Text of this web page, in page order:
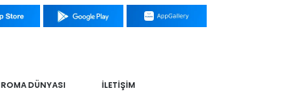
ROMA DÜNYASI İLETİŞİM